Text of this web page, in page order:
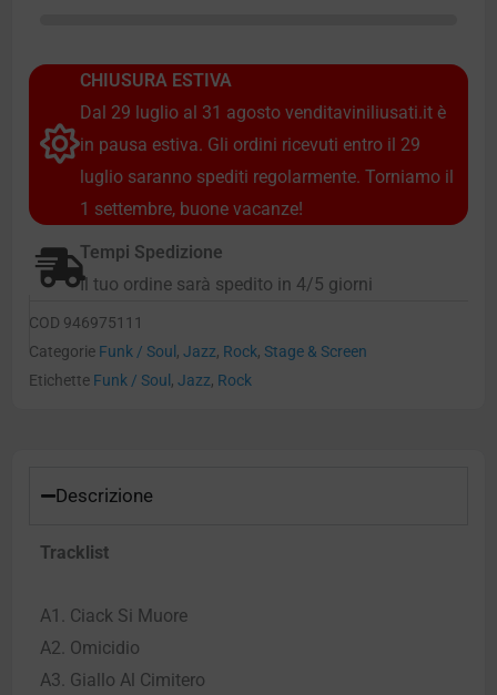
CHIUSURA ESTIVA
Dal 29 luglio al 31 agosto venditaviniliusati.it è
in pausa estiva. Gli ordini ricevuti entro il 29
luglio saranno spediti regolarmente. Torniamo il
1 settembre, buone vacanze!
Tempi Spedizione
Il tuo ordine sarà spedito in 4/5 giorni
COD 946975111
Categorie Funk / Soul , Jazz, Rock, Stage & Screen
Etichette Funk / Soul , Jazz, Rock
Descrizione
Tracklist
A1. Ciack Si Muore
A2. Omicidio
A3. Giallo Al Cimitero